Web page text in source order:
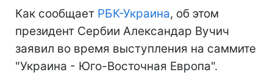
Как сообщает РБК-Украина, об этом
президент Сербии Александар Вучич
заявил во время выступления на саммите
"Украина - Юго-Восточная Европа".